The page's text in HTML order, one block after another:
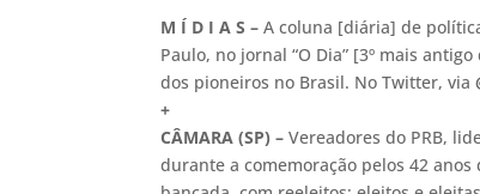
M Í D I A S –A coluna [diária] de
Paulo, no jornal “O Dia” [3º mais
dos pioneiros no Brasil. No Twitter, via
+
CÂMARA (SP) –Vereadores do PRB,
durante a comemoração pelos 42 anos